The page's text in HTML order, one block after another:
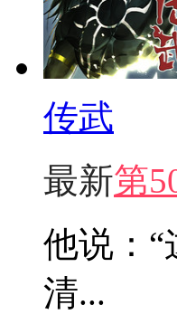
传武
最新第
他说：
清...